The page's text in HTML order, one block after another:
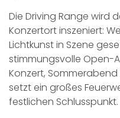
Die Driving Range wird
Konzertort inszeniert:
Lichtkunst in Szene
stimmungsvolle Open-
Konzert,
setzt ein großes
festlichen Schlusspunkt.